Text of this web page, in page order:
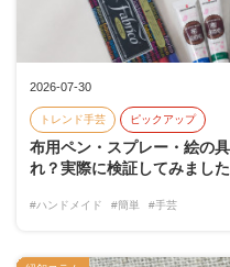
2026-07-30
トレンド手芸 ピックアップ
布用ペン・スプレー・絵の
れ？実際に検証してみました
#ハンドメイド #簡単 #手芸